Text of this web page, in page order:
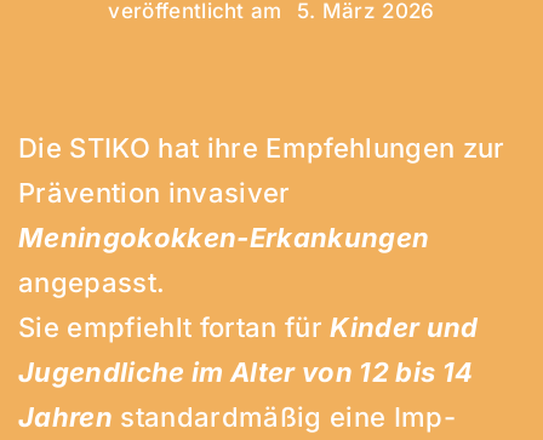
veröffentlicht am 5. März 2026
Die STIKO hat ihre Empfehlungen zur
Prävention invasiver
Meningokokken-Erkankungen
angepasst.
Sie empfiehlt fortan fürKinder und
Jugendliche im Alter von 12 bis 14
Jahren standardmäßig eine Imp-